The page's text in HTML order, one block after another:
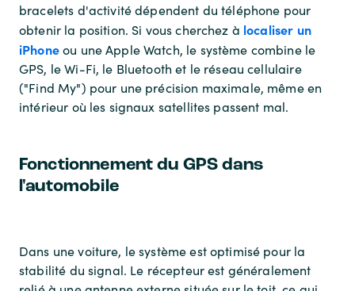
bracelets d'activité dépendent du téléphone pour
obtenir la position. Si vous cherchez à localiser un
iPhoneou une Apple Watch, le système combine le
GPS, le Wi-Fi, le Bluetooth et le réseau cellulaire
("Find My") pour une précision maximale, même en
intérieur où les signaux satellites passent mal.
Fonctionnement du GPS dans
l'automobile
Dans une voiture, le système est optimisé pour la
stabilité du signal. Le récepteur est généralement